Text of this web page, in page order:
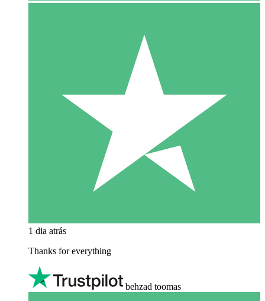
1 dia atrás
Thanks for everything
behzad toomas